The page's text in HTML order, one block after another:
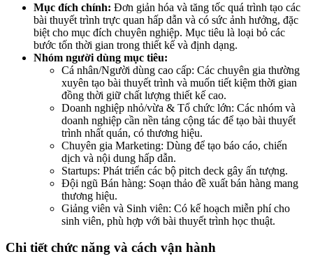
Mục đích chính: Đơn giản hóa và tăng tốc quá trình tạo các
bài thuyết trình trực quan hấp dẫn và có sức ảnh hưởng, đặc
biệt cho mục đích chuyên nghiệp. Mục tiêu là loại bỏ các
bước tốn thời gian trong thiết kế và định dạng.
Nhóm người dùng mục tiêu:
Cá nhân/Người dùng cao cấp: Các chuyên gia thường
xuyên tạo bài thuyết trình và muốn tiết kiệm thời gian
đồng thời giữ chất lượng thiết kế cao.
Doanh nghiệp nhỏ/vừa & Tổ chức lớn: Các nhóm và
doanh nghiệp cần nền tảng cộng tác để tạo bài thuyết
trình nhất quán, có thương hiệu.
Chuyên gia Marketing: Dùng để tạo báo cáo, chiến
dịch và nội dung hấp dẫn.
Startups: Phát triển các bộ pitch deck gây ấn tượng.
Đội ngũ Bán hàng: Soạn thảo đề xuất bán hàng mang
thương hiệu.
Giảng viên và Sinh viên: Có kế hoạch miễn phí cho
sinh viên, phù hợp với bài thuyết trình học thuật.
Chi tiết chức năng và cách vận hành